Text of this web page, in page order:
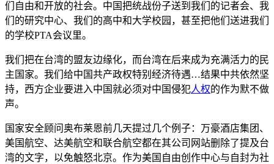
们自由和开放的社会。中国把统战份子送到我们的记者会、我
们的研究中心、我们的高中和大学校园，甚至把他们送进我们
的学校PTA会议里。
我们把在台湾的盟友边缘化，而台湾在后来成为充满活力的民
主国家。我们给中国共产政权特别经济待遇…结果中共依然坚
持，西方企业要进入中国就必须对中国侵犯人权的作为默不做
声。
国家安全顾问奥布莱恩前几天提过几个例子：万豪酒店集团、
美国航空、达美航空和联合航空都在其公司网站删除了提及台
湾的文字，以免触怒北京。作为美国自由创作中心与自封为社